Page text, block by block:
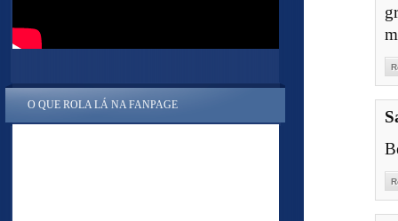
O QUE ROLA LÁ NA FANPAGE